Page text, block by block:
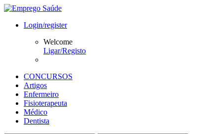
Login/register
Welcome
Ligar/Registo
CONCURSOS
Artigos
Enfermeiro
Fisioterapeuta
Médico
Dentista